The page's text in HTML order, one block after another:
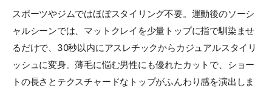
スポーツやジムではほぼスタイリング不要。運動後のソーシ
ャルシーンでは、マットクレイを少量トップに指で馴染ませ
るだけで、30秒以内にアスレチックからカジュアルスタイリ
ッシュに変身。薄毛に悩む男性にも優れたカットで、ショー
トの長さとテクスチャードなトップがふんわり感を演出しま